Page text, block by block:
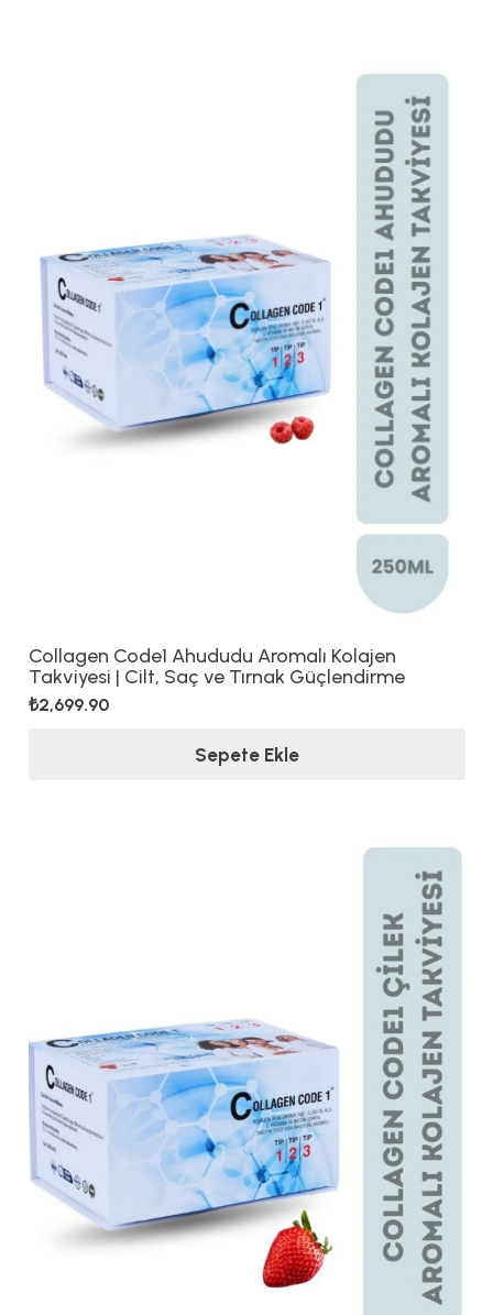
Collagen Code1 Ahududu Aromalı Kolajen
Takviyesi | Cilt, Saç ve Tırnak Güçlendirme
₺2,699.90
Sepete Ekle